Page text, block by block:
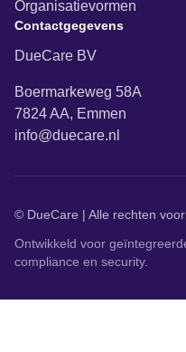
Organisatievormen
Contactgegevens
DueCare BV
Boermarkeweg 58A
7824 AA, Emmen
info@duecare.nl
© DueCare | Alle rechten
Ontwikkeld voor
compliance en security.